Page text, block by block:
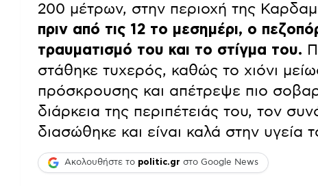
200 μέτρων, στην περιοχή της
πριν από τις 12 το μεσημέρι, ο
τραυματισμό του και το στίγμα του.
στάθηκε τυχερός, καθώς το χιόνι
πρόσκρουσης και απέτρεψε πιο
διάρκεια της περιπέτειάς του, τον
διασώθηκε και είναι καλά στην υγεία
Ακολουθήστε το politic.gr στο Google News